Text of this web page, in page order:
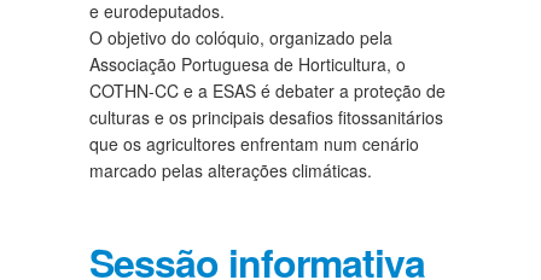
e eurodeputados.
O objetivo do colóquio, organizado pela
Associação Portuguesa de Horticultura, o
COTHN-CC e a ESAS é debater a proteção de
culturas e os principais desafios fitossanitários
que os agricultores enfrentam num cenário
marcado pelas alterações climáticas.
Sessão informativa